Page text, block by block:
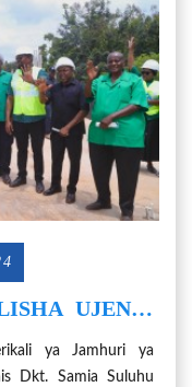
UJENZI
ya Jamhuri ya
Dkt. Samia Suluhu